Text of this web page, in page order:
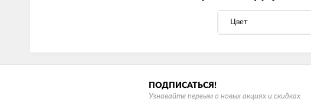
Цвет
ПОДПИСАТЬСЯ!
Узнавайте первым о новых акциях и скидках